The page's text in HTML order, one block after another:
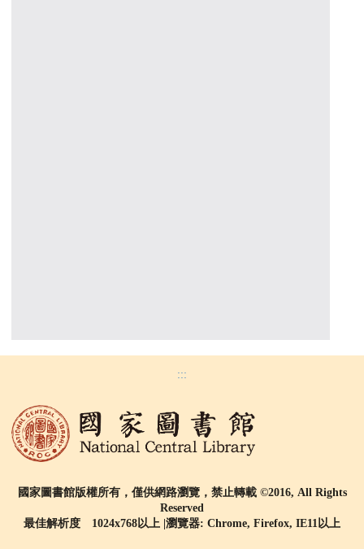
:::
國家圖書館版權所有，僅供網路瀏覽，禁止轉載 ©2016, All Rights
Reserved
最佳解析度 1024x768以上 |瀏覽器: Chrome, Firefox, IE11以上